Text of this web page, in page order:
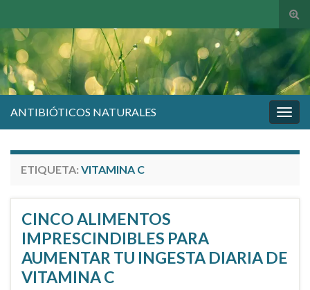
de
la
ANTIBIÓTICOS NATURALES
ETIQUETA: VITAMINA C
CINCO ALIMENTOS
IMPRESCINDIBLES PARA
AUMENTAR TU INGESTA DIARIA DE
VITAMINA C